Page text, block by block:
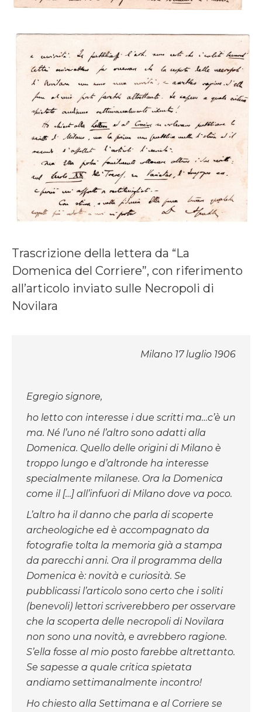
Trascrizione della lettera da “La
Domenica del Corriere”, con riferimento
all’articolo inviato sulle Necropoli di
Novilara
Milano 17 luglio 1906
Egregio signore,
ho letto con interesse i due scritti ma…c’è un
ma. Né l’uno né l’altro sono adatti alla
Domenica. Quello delle origini di Milano è
troppo lungo e d’altronde ha interesse
specialmente milanese. Ora la Domenica
come il […] all’infuori di Milano dove va poco.
L’altro ha il danno che parla di scoperte
archeologiche ed è accompagnato da
fotografie tolta la memoria già a stampa
da parecchi anni. Ora il programma della
Domenica è: novità e curiosità. Se
pubblicassi l’articolo sono certo che i soliti
(benevoli) lettori scriverebbero per osservare
che la scoperta delle necropoli di Novilara
non sono una novità, e avrebbero ragione.
S’ella fosse al mio posto farebbe altrettanto.
Se sapesse a quale critica spietata
andiamo settimanalmente incontro!
Ho chiesto alla Settimana e al Corriere se